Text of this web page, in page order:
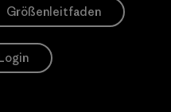
Größenleitfaden